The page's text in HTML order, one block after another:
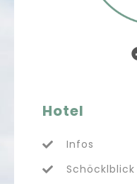
Hotel
Infos
Schöcklblick